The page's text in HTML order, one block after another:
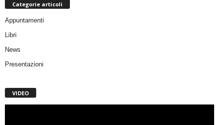
Categorie articoli
Appuntamenti
Libri
News
Presentazioni
VIDEO